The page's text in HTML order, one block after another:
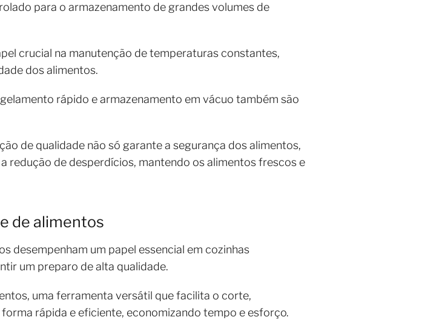
para o armazenamento de grandes volumes de
crucial na manutenção de temperaturas constantes,
dos alimentos.
rápido e armazenamento em vácuo também são
de qualidade não só garante a segurança dos alimentos,
redução de desperdícios, mantendo os alimentos frescos e
de alimentos
desempenham um papel essencial em cozinhas
um preparo de alta qualidade.
uma ferramenta versátil que facilita o corte,
rápida e eficiente, economizando tempo e esforço.